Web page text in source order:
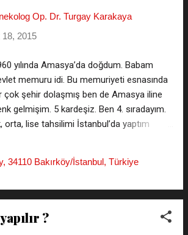
şeklinde cinsel ilişkide vajina girişini
ederek rahme ulaşır bir yumurtayı
mümkün olur daha da ilginci erkek
boşalması olmadan sadece zevk suyu
edilen prostat salgısı vasıtası ile de
söz konusu olabilir, zira prostat
yani zevk suyunda sperm
Op. Dr. Turgay Karakaya
2015
yılında Amasya’da doğdum. Babam
memuru idi. Bu memuriyeti esnasında
çok şehir dolaşmış ben de Amasya iline
gelmişim. 5 kardeşiz. Ben 4. sıradayım.
orta, lise tahsilimi İstanbul’da yaptım
ve burada bizleri yetiştiren birçoğu
başlayarak rahmetle anıyorum.
Tıp Fakultesinden mezun
sonra Uzmanlık sınavını da
34110 Bakırköy/İstanbul, Türkiye
?